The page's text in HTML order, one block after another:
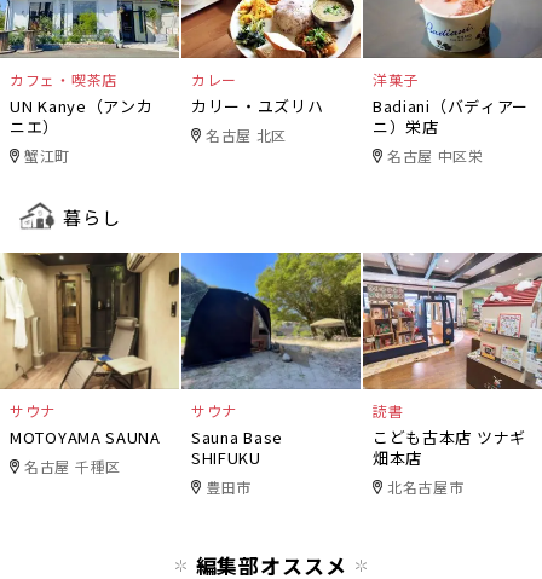
カフェ・喫茶店
UN Kanye（アンカ
ニエ）
蟹江町
カレー
カリー・ユズリハ
名古屋 北区
洋菓子
Badiani（バディアー
ニ）栄店
名古屋 中区栄
暮らし
サウナ
MOTOYAMA SAUNA
名古屋 千種区
サウナ
Sauna Base
SHIFUKU
豊田市
読書
こども古本店 ツナギ
畑本店
北名古屋市
編集部オススメ